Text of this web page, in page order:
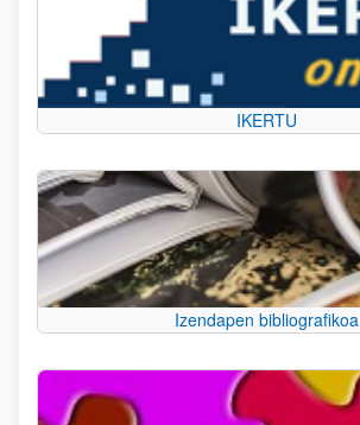
IKERTU
Izendapen bibliografikoa